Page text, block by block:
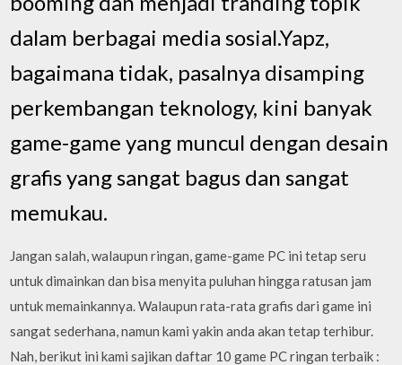
dalam berbagai media sosial.Yapz,
bagaimana tidak, pasalnya disamping
perkembangan teknology, kini banyak
game-game yang muncul dengan desain
grafis yang sangat bagus dan sangat
memukau.
Jangan salah, walaupun ringan, game-game PC ini tetap seru
untuk dimainkan dan bisa menyita puluhan hingga ratusan jam
untuk memainkannya. Walaupun rata-rata grafis dari game ini
sangat sederhana, namun kami yakin anda akan tetap terhibur.
Nah, berikut ini kami sajikan daftar 10 game PC ringan terbaik :